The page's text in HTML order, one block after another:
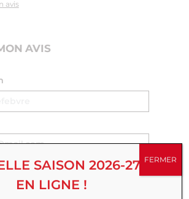
avis
AVIS
SAISON 2026-27 EST
EN LIGNE !
FERMER